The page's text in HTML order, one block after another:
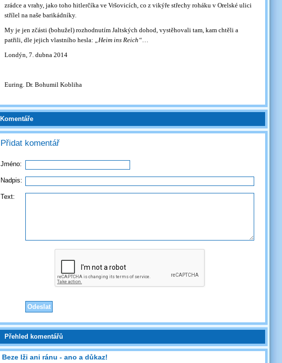
zrádce a vrahy, jako toho hitlerčíka ve Vršovicích, co z vikýře střechy roháku v Orelské ulici
střílel na naše barikádníky.
My je jen zčásti (bohužel) rozhodnutím Jaltských dohod, vystěhovali tam, kam chtěli a
patřili, dle jejich vlastního hesla: „Heim ins Reich“…
Londýn, 7. dubna 2014
Euring. Dr. Bohumil Kobliha
Komentáře
Přidat komentář
Jméno:
Nadpis:
Text:
Přehled komentářů
Beze lži ani ránu - ano a důkaz!